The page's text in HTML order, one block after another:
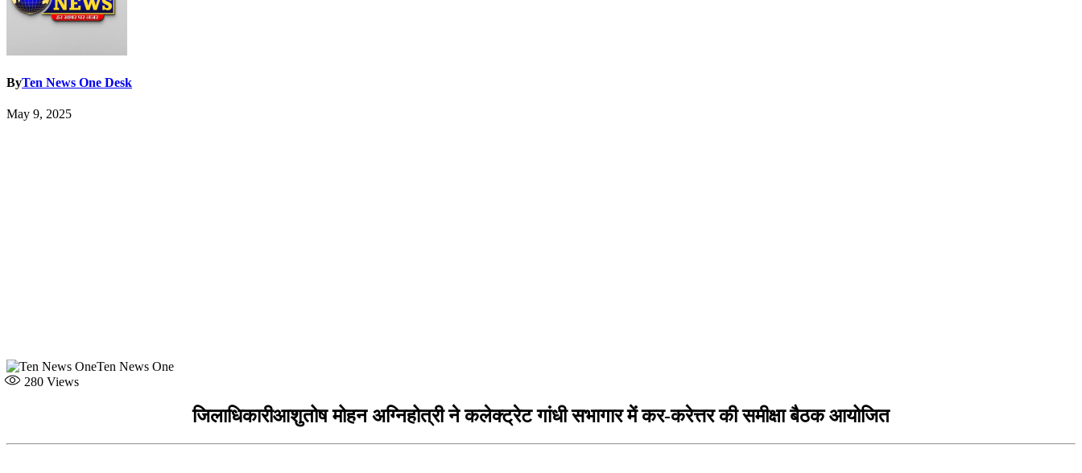
ByTen News One Desk
May 9, 2025
Ten News One
280 Views
जिलाधिकारीआशुतोष मोहन अग्निहोत्री ने कलेक्ट्रेट गांधी सभागार में कर-करेत्तर की समीक्षा बैठक आयोजित